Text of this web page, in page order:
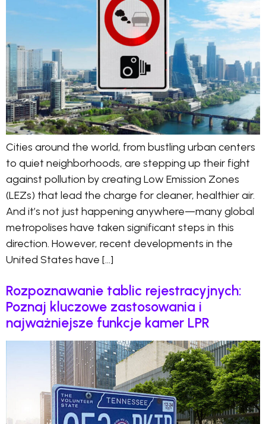
Cities around the world, from bustling urban centers
to quiet neighborhoods, are stepping up their fight
against pollution by creating Low Emission Zones
(LEZs) that lead the charge for cleaner, healthier air.
And it’s not just happening anywhere—many global
metropolises have taken significant steps in this
direction. However, recent developments in the
United States have […]
Rozpoznawanie tablic rejestracyjnych:
Poznaj kluczowe zastosowania i
najważniejsze funkcje kamer LPR